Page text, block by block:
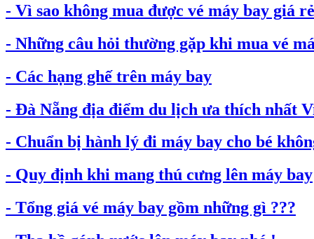
- Vì sao không mua được vé máy bay giá
- Những câu hỏi thường gặp khi mua vé
- Các hạng ghế trên máy bay
- Đà Nẵng địa điểm du lịch ưa thích nhất
- Chuẩn bị hành lý đi máy bay cho bé
- Quy định khi mang thú cưng lên máy bay
- Tổng giá vé máy bay gồm những gì ???